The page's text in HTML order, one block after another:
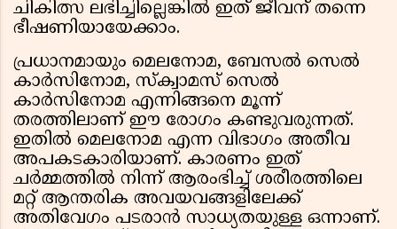
ചികിത്സ ലഭിച്ചില്ലെങ്കിൽ ഇത് ജീവന് തന്നെ
ഭീഷണിയായേക്കാം.
പ്രധാനമായും മെലനോമ, ബേസൽ സെൽ
കാർസിനോമ, സ്ക്വാമസ് സെൽ
കാർസിനോമ എന്നിങ്ങനെ മൂന്ന്
തരത്തിലാണ് ഈ രോഗം കണ്ടുവരുന്നത്.
ഇതിൽ മെലനോമ എന്ന വിഭാഗം അതീവ
അപകടകാരിയാണ്. കാരണം ഇത്
ചർമ്മത്തിൽ നിന്ന് ആരംഭിച്ച് ശരീരത്തിലെ
മറ്റ് ആന്തരിക അവയവങ്ങളിലേക്ക്
അതിവേഗം പടരാൻ സാധ്യതയുള്ള ഒന്നാണ്.